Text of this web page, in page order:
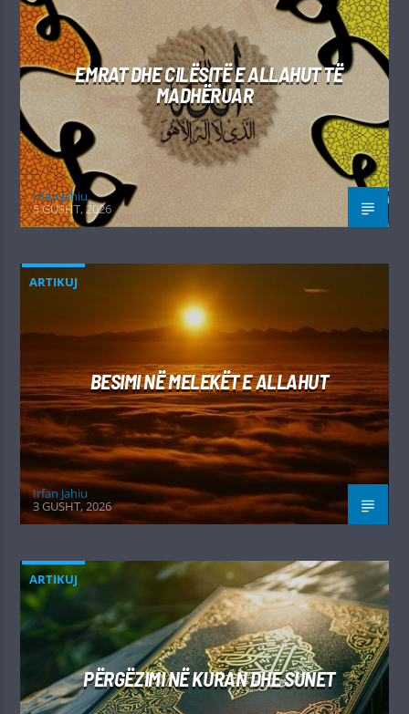
EMRAT DHE CILËSITË E ALLAHUT TË
MADHËRUAR
Irfan Jahiu
5 GUSHT, 2026
ARTIKUJ
BESIMI NË MELEKËT E ALLAHUT
Irfan Jahiu
3 GUSHT, 2026
ARTIKUJ
PËRGËZIMI NË KURAN DHE SUNET